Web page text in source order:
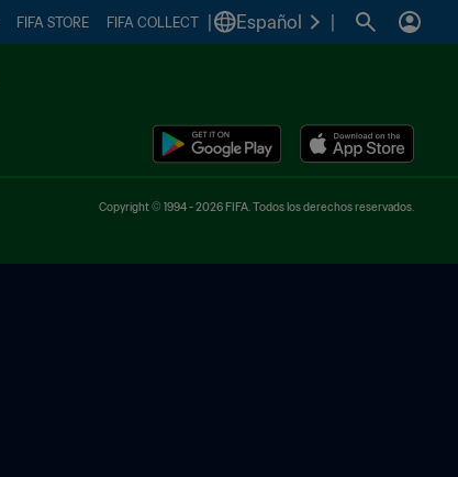
FIFA STORE FIFA COLLECT Español
Copyright © 1994 - 2026 FIFA. Todos los derechos reservados.